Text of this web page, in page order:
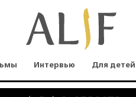
Интервью Для детей